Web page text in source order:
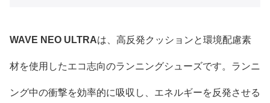
WAVE NEO ULTRAは、高反発クッションと環境配慮素
材を使用したエコ志向のランニングシューズです。ランニ
ング中の衝撃を効率的に吸収し、エネルギーを反発させる